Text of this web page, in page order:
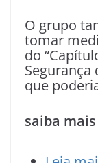
O grupo
tomar
do
Segurança
que
saiba mais